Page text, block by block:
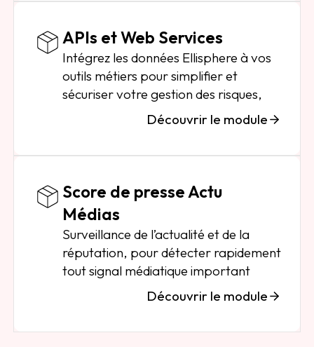
APIs et Web Services
Intégrez les données Ellisphere à vos
outils métiers pour simplifier et
sécuriser votre gestion des risques,
Découvrir le module
Score de presse Actu
Médias
Surveillance de l’actualité et de la
réputation, pour détecter rapidement
tout signal médiatique important
Découvrir le module